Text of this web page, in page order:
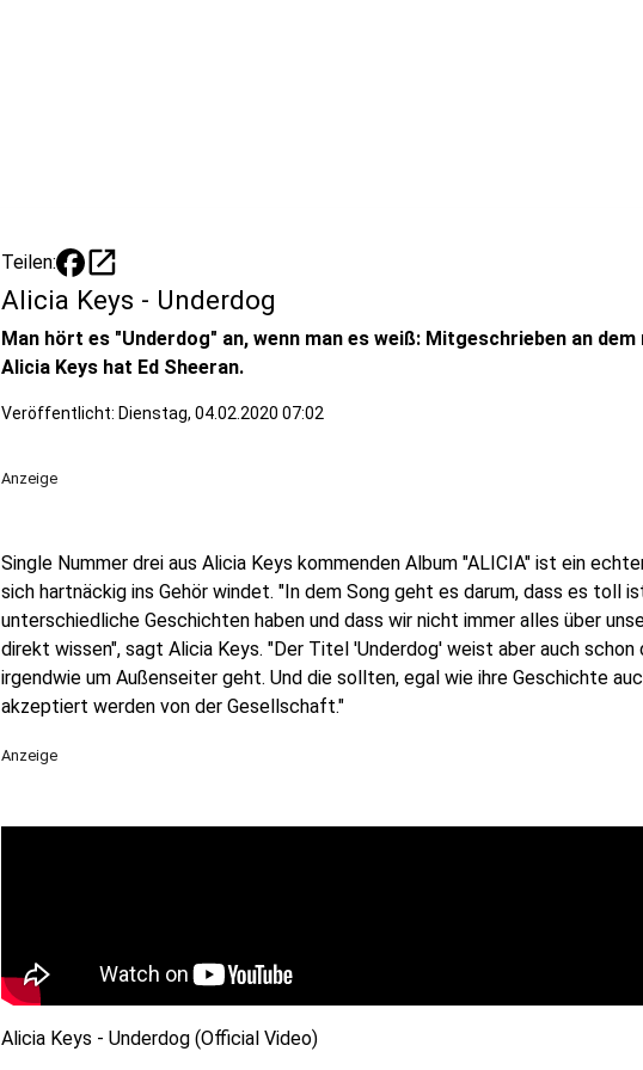
Teilen: open_in_new
Alicia Keys - Underdog
Man hört es "Underdog" an, wenn man es weiß: Mitgeschrieben an dem
Alicia Keys hat Ed Sheeran.
Veröffentlicht: Dienstag, 04.02.2020 07:02
Anzeige
Single Nummer drei aus Alicia Keys kommenden Album "ALICIA" ist ein
sich hartnäckig ins Gehör windet. "In dem Song geht es darum, dass es toll
unterschiedliche Geschichten haben und dass wir nicht immer alles über
direkt wissen", sagt Alicia Keys. "Der Titel 'Underdog' weist aber auch schon
irgendwie um Außenseiter geht. Und die sollten, egal wie ihre Geschichte
akzeptiert werden von der Gesellschaft."
Anzeige
Alicia Keys - Underdog (Official Video)